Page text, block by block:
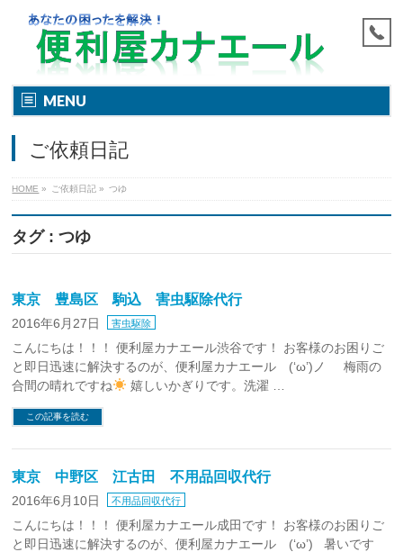
MENU
ご依頼日記
HOME » ご依頼日記 » つゆ
タグ : つゆ
東京 豊島区 駒込 害虫駆除代行
2016年6月27日 害虫駆除
こんにちは！！！ 便利屋カナエール渋谷です！ お客様のお困りご
と即日迅速に解決するのが、便利屋カナエール (‘ω’)ノ 梅雨の
合間の晴れですね
嬉しいかぎりです。洗濯 …
この記事を読む
東京 中野区 江古田 不用品回収代行
2016年6月10日 不用品回収代行
こんにちは！！！ 便利屋カナエール成田です！ お客様のお困りご
と即日迅速に解決するのが、便利屋カナエール (‘ω’) 暑いです